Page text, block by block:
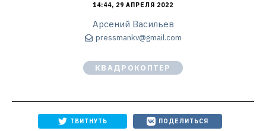
14:44, 29 АПРЕЛЯ 2022
Арсений Васильев
pressmankv@gmail.com
КВАДРОКОПТЕР
ТВИТНУТЬ ПОДЕЛИТЬСЯ